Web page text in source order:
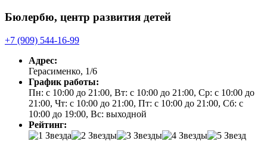
Бюлербю, центр развития детей
+7 (909) 544-16-99
Адрес:
Герасименко, 1/6
График работы:
Пн: с 10:00 до 21:00, Вт: с 10:00 до 21:00, Ср: с 10:00 до
21:00, Чт: с 10:00 до 21:00, Пт: с 10:00 до 21:00, Сб: с
10:00 до 19:00, Вс: выходной
Рейтинг: